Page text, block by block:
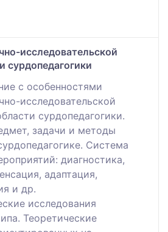
исследовательской
сурдопедагогики
с особенностями
исследовательской
сурдопедагогики.
задачи и методы
Система
диагностика,
адаптация,
и др.
исследования
Теоретические